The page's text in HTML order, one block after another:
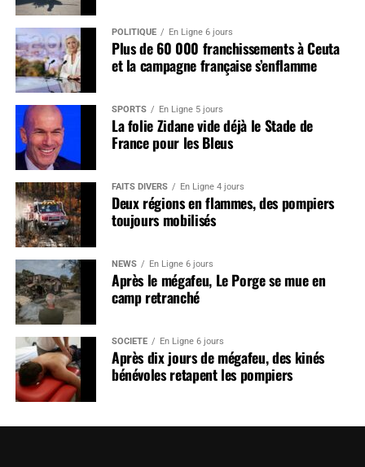
POLITIQUE En Ligne 6 jours
Plus de 60 000 franchissements à Ceuta
et la campagne française s’enflamme
SPORTS En Ligne 5 jours
La folie Zidane vide déjà le Stade de
France pour les Bleus
FAITS DIVERS En Ligne 4 jours
Deux régions en flammes, des pompiers
toujours mobilisés
NEWS En Ligne 6 jours
Après le mégafeu, Le Porge se mue en
camp retranché
SOCIÉTÉ En Ligne 6 jours
Après dix jours de mégafeu, des kinés
bénévoles retapent les pompiers